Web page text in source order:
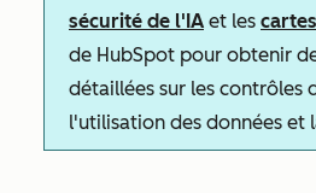
sécurité de l'IA et les
de HubSpot pour obtenir
détaillées sur les contrôles
l'utilisation des données et